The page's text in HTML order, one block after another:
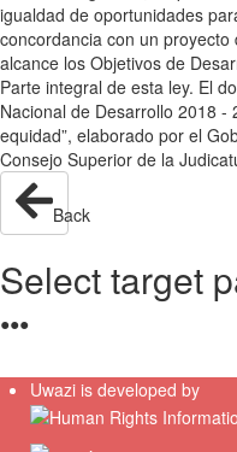
igualdad de oportunidades
concordancia con un
alcance los Objetivos de
Parte integral de esta ley. El
Nacional de Desarrollo 2018
equidad”, elaborado por el
Consejo Superior de la
Back
Select target
●●●
Uwazi is developed by